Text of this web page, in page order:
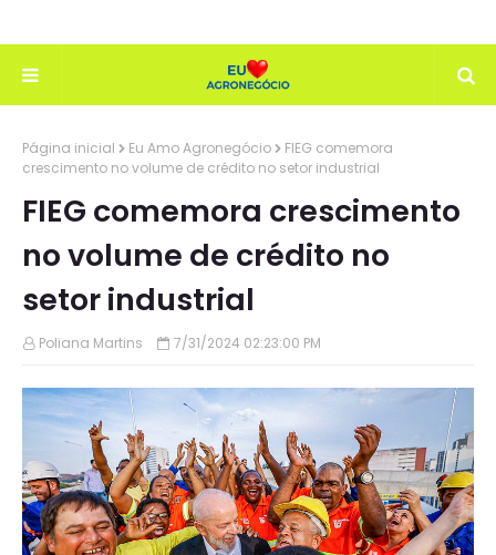
Página inicial Eu Amo Agronegócio
FIEG comemora
crescimento no volume de crédito no setor industrial
FIEG comemora crescimento
no volume de crédito no
setor industrial
Poliana Martins 7/31/2024 02:23:00 PM